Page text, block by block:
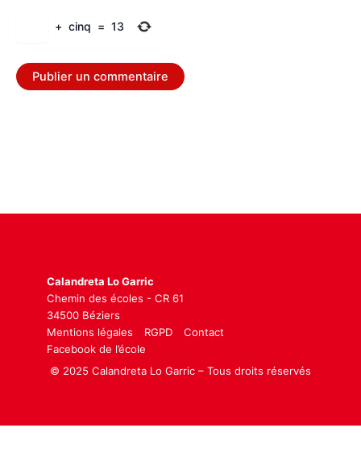
+ cinq = 13
Calandreta Lo Garric
Chemin des écoles - CR 61
34500 Béziers
Mentions légales
RGPD
Contact
Facebook de l’école
© 2025 Calandreta Lo Garric – Tous droits réservés